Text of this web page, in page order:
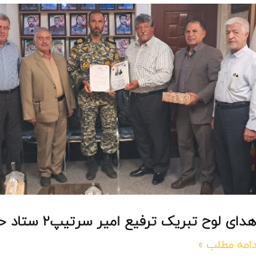
لوح تبریک ترفیع امیر سرتیپ۲ ستاد حسین صادق زاده فرمانده تیپ ۲۵ واکنش سریع شهید آبگون نزاجا مستقر در تبریز
مطلب »